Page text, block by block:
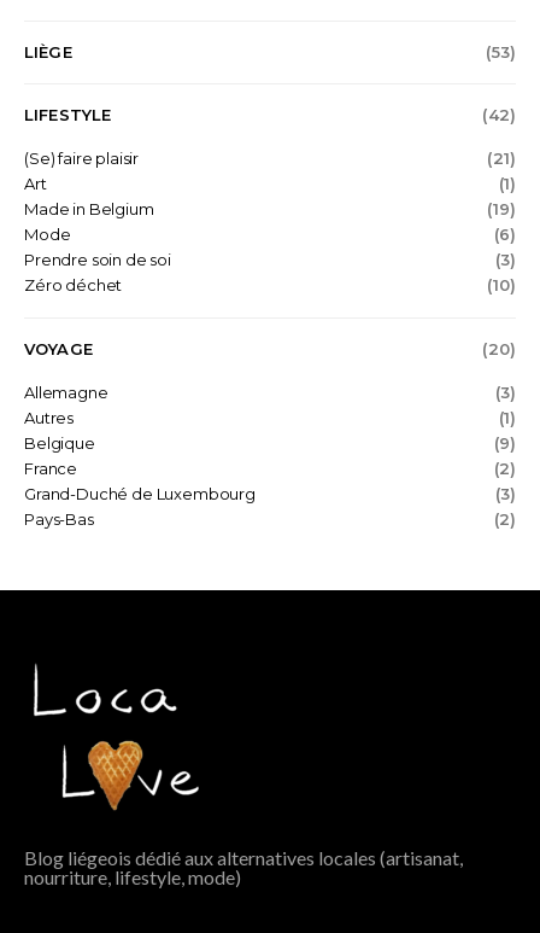
LIÈGE (53)
LIFESTYLE (42)
(Se) faire plaisir
(21)
Art
(1)
Made in Belgium
(19)
Mode
(6)
Prendre soin de soi
(3)
Zéro déchet
(10)
VOYAGE (20)
Allemagne
(3)
Autres
(1)
Belgique
(9)
France
(2)
Grand-Duché de Luxembourg
(3)
Pays-Bas
(2)
Blog liégeois dédié aux alternatives locales (artisanat,
nourriture, lifestyle, mode)